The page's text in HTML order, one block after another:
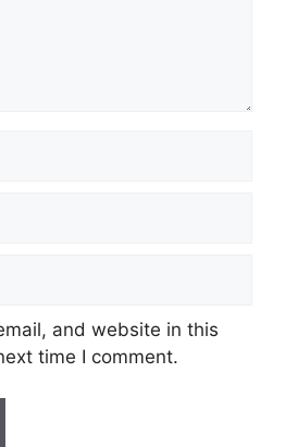
and website in this
time I comment.